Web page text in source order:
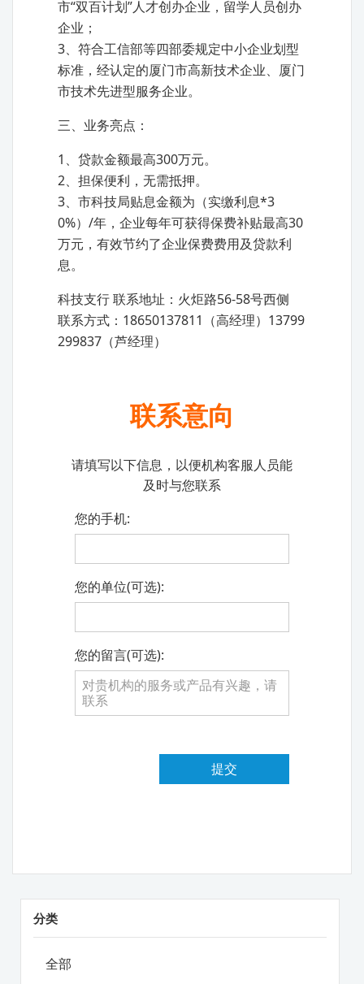
市“双百计划”人才创办企业，留学人员创办
企业；
3、符合工信部等四部委规定中小企业划型
标准，经认定的厦门市高新技术企业、厦门
市技术先进型服务企业。
三、业务亮点：
1、贷款金额最高300万元。
2、担保便利，无需抵押。
3、市科技局贴息金额为（实缴利息*3
0%）/年，企业每年可获得保费补贴最高30
万元，有效节约了企业保费费用及贷款利
息。
科技支行 联系地址：火炬路56-58号西侧
联系方式：18650137811（高经理）13799
299837（芦经理）
联系意向
请填写以下信息，以便机构客服人员能
及时与您联系
您的手机:
您的单位(可选):
您的留言(可选):
提交
分类
全部